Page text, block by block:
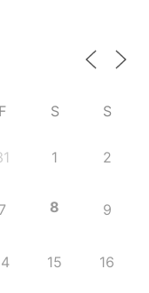
F S S
1 2
7 8 9
15 16